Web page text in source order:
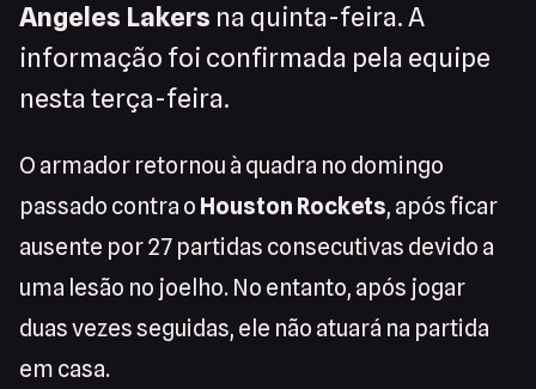
Angeles Lakers na quinta-feira. A
informação foi confirmada pela equipe
nesta terça-feira.
O armador retornou à quadra no domingo
passado contra o Houston Rockets, após ficar
ausente por 27 partidas consecutivas devido a
uma lesão no joelho. No entanto, após jogar
duas vezes seguidas, ele não atuará na partida
em casa.